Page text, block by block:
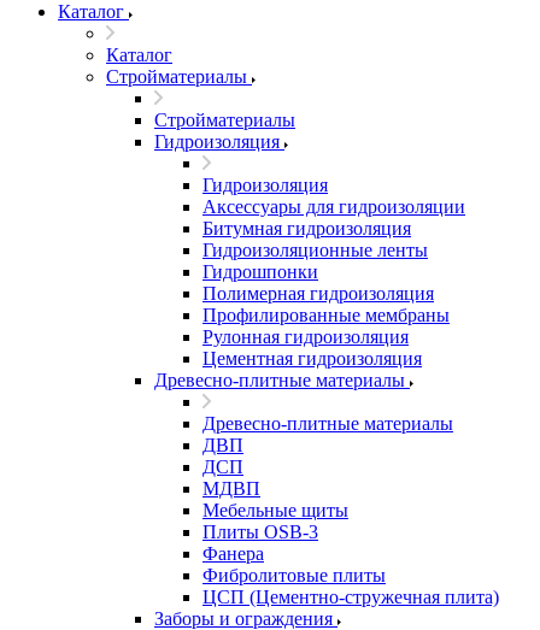
Каталог
Каталог
Стройматериалы
Стройматериалы
Гидроизоляция
Гидроизоляция
Аксессуары для гидроизоляции
Битумная гидроизоляция
Гидроизоляционные ленты
Гидрошпонки
Полимерная гидроизоляция
Профилированные мембраны
Рулонная гидроизоляция
Цементная гидроизоляция
Древесно-плитные материалы
Древесно-плитные материалы
ДВП
ДСП
МДВП
Мебельные щиты
Плиты OSB-3
Фанера
Фибролитовые плиты
ЦСП (Цементно-стружечная плита)
Заборы и ограждения